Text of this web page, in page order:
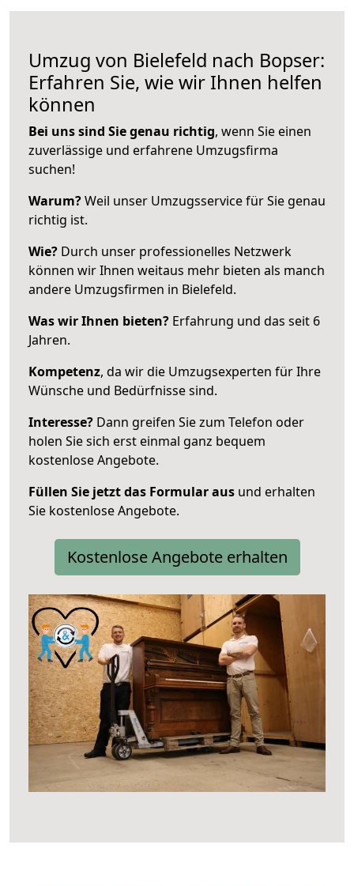
Umzug von Bielefeld nach Bopser:
Erfahren Sie, wie wir Ihnen helfen
können
Bei uns sind Sie genau richtig, wenn Sie einen
zuverlässige und erfahrene Umzugsfirma
suchen!
Warum?Weil unser Umzugsservice für Sie genau
richtig ist.
Wie? Durch unser professionelles Netzwerk
können wir Ihnen weitaus mehr bieten als manch
andere Umzugsfirmen in Bielefeld.
Was wir Ihnen bieten? Erfahrung und das seit 6
Jahren.
Kompetenz, da wir die Umzugsexperten für Ihre
Wünsche und Bedürfnisse sind.
Interesse? Dann greifen Sie zum Telefon oder
holen Sie sich erst einmal ganz bequem
kostenlose Angebote.
Füllen Sie jetzt das Formular aus und erhalten
Sie kostenlose Angebote.
Kostenlose Angebote erhalten